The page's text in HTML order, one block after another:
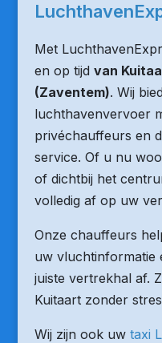
Met
en op tijd van
(Zaventem). Wij
luchthavenvervoer
privéchauffeurs en
service. Of u nu
of dichtbij het
volledig af op uw
Onze chauffeurs
uw vluchtinformatie
juiste vertrekhal af.
Kuitaart zonder
Wij zijn ook uw taxi